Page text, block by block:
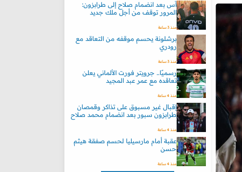
آس بعد انضمام صلاح إلى طرابزون:
المرور توقف من أجل ملك جديد
منذ 3 ساعة
برشلونة يحسم موقفه من التعاقد مع
رودري
منذ 3 ساعة
رسميًا.. جرويتر فورت الألماني يعلن
تعاقده مع عمر عبد المجيد
منذ 4 ساعة
إقبال غير مسبوق على تذاكر وقمصان
طرابزون سبور بعد انضمام محمد صلاح
منذ 4 ساعة
عقبة أمام مارسيليا لحسم صفقة هيثم
حسن
منذ 4 ساعة